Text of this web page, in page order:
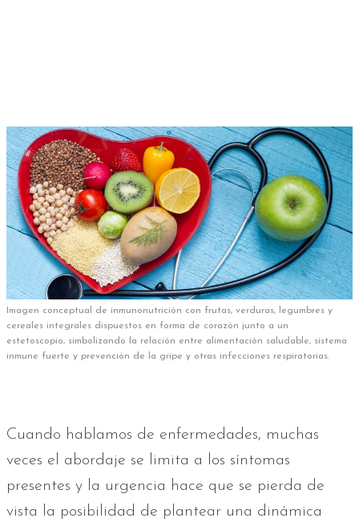
Imagen conceptual de inmunonutrición con frutas, verduras, legumbres y
cereales integrales dispuestos en forma de corazón junto a un
estetoscopio, simbolizando la relación entre alimentación saludable, sistema
inmune fuerte y prevención de la gripe y otras infecciones respiratorias.
Cuando hablamos de enfermedades, muchas
veces el abordaje se limita a los síntomas
presentes y la urgencia hace que se pierda de
vista la posibilidad de plantear una dinámica